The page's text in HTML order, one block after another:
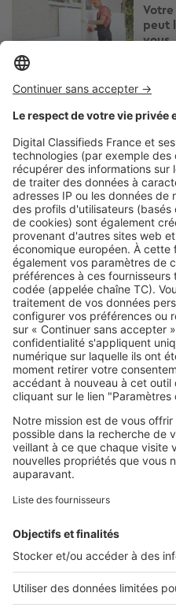
Votre
peut
vous
Image
avez
Image
votre
non
SeLoger c'est aussi
Retrouvez-nous sur ...
L'ENTREPRISE